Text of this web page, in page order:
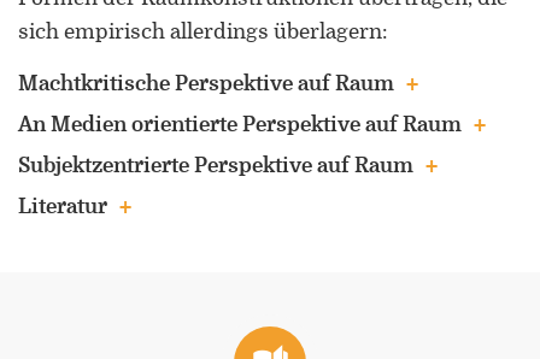
ORCID 0000-0002-5402-3860
Professor für Kulturwissenschaftliche
for Border Studies“
sich empirisch allerdings überlagern:
Machtkritische Perspektive auf Raum
An Medien orientierte Perspektive auf Raum
Subjektzentrierte Perspektive auf Raum
Literatur